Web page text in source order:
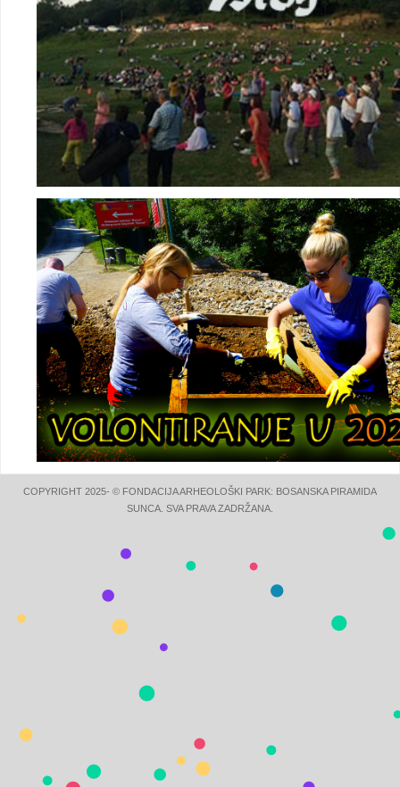
COPYRIGHT 2025- © FONDACIJA ARHEOLOŠKI PARK: BOSANSKA PIRAMIDA
SUNCA. SVA PRAVA ZADRŽANA.